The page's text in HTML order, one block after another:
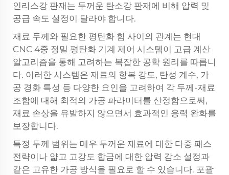
인리스강 판재는 두꺼운 탄소강 판재에 비해 압력 및
공급 속도 설정이 달라야 합니다.
재료 두께와 필요한 평탄화 힘 사이의 관계는 현대
CNC 4중 정밀 평탄화 기계 제어 시스템이 고급 계산
알고리즘을 통해 고려하는 복잡한 공학 원리를 따릅니
다. 이러한 시스템은 재료의 항복 강도, 탄성 계수, 가
공 경화 특성 등 다양한 요인을 고려하여 각 두께-재료
조합에 대해 최적의 가공 파라미터를 산정함으로써,
재료 손상을 유발하지 않으면서 효과적인 응력 완화를
보장합니다.
특정 두께 범위는 매우 두꺼운 재료에 대한 다중 패스
전략이나 얇고 고강도 합금에 대한 압력 감소 설정과
같은 고유한 가공 방식을 필요로 할 수 있습니다. 포괄